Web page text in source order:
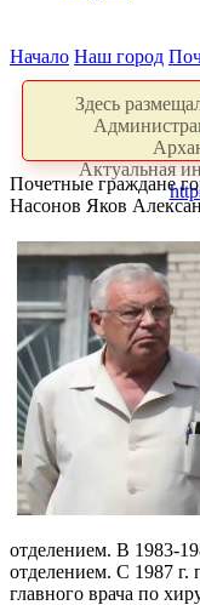
Начало Наш город
Здесь
Актуальная
Почетные граждане
Насонов Яков
отделением. В 1983-
отделением. С 1987 г.
главного врача по